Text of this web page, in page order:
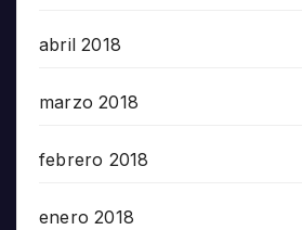
abril 2018
marzo 2018
febrero 2018
enero 2018